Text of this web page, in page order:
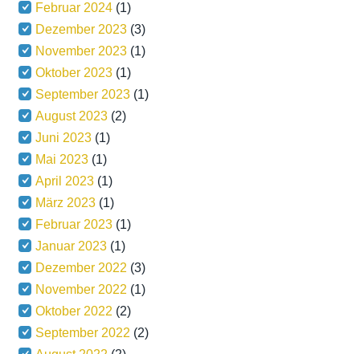
Februar 2024 (1)
Dezember 2023 (3)
November 2023 (1)
Oktober 2023 (1)
September 2023 (1)
August 2023 (2)
Juni 2023 (1)
Mai 2023 (1)
April 2023 (1)
März 2023 (1)
Februar 2023 (1)
Januar 2023 (1)
Dezember 2022 (3)
November 2022 (1)
Oktober 2022 (2)
September 2022 (2)